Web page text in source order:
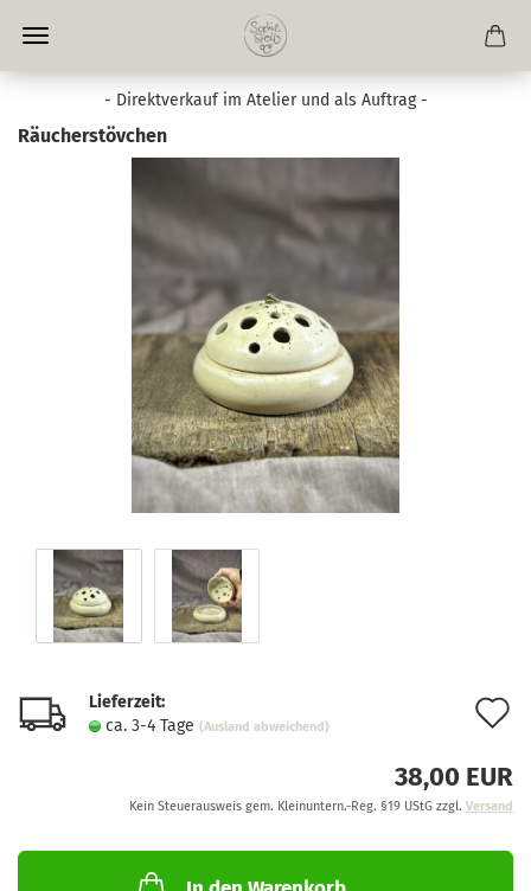
- Direktverkauf im Atelier und als Auftrag -
Räucherstövchen
Lieferzeit:
ca. 3-4 Tage (Ausland abweichend)
38,00 EUR
Kein Steuerausweis gem. Kleinuntern.-Reg. §19 UStG zzgl. Versand